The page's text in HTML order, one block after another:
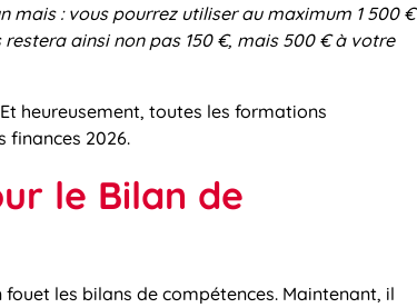
mais : vous pourrez utiliser au maximum 1 500 €
ainsi non pas 150 €, mais 500 € à votre
heureusement, toutes les formations
finances 2026.
le Bilan de
les bilans de compétences. Maintenant, il